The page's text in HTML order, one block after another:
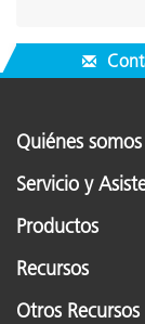
Quiénes somos
Servicio y
Productos
Recursos
Otros Recursos